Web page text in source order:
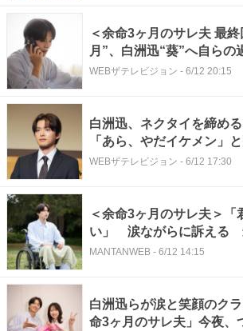
＜余命3ヶ月のサレ夫 最
月”、白洲迅“葵”へ自ら
のリベンジ・ラブサスペン
WEBザテレビジョン - 6/12 20:15
白洲迅、ネクタイを締め
「あら、やだイケメン」
ヶ月のサレ夫＞
WEBザテレビジョン - 6/12 17:30
＜余命3ヶ月のサレ夫＞「
い」 涙ながらに訴える
MANTANWEB - 6/12 14:15
白洲迅らが涙と笑顔のク
命3ヶ月のサレ夫」今夜、